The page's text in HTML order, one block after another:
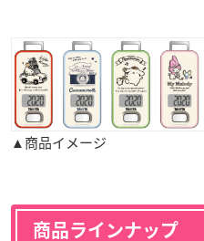
▲商品イメージ
商品ラインナップ